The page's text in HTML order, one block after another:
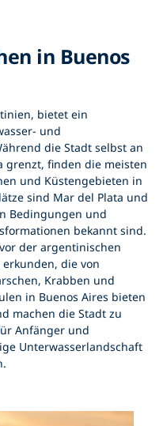
in Buenos
bietet ein
und
die Stadt selbst an
grenzt, finden die meisten
und Küstengebieten in
sind Mar del Plata und
Bedingungen und
bekannt sind.
vor der argentinischen
erkunden, die von
Krabben und
in Buenos Aires bieten
machen die Stadt zu
Anfänger und
Unterwasserlandschaft